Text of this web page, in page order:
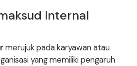
Internal
merujuk pada karyawan atau
yang memiliki pengaruh